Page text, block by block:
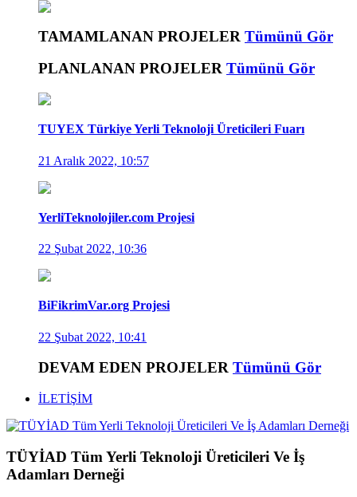
TAMAMLANAN PROJELER Tümünü Gör
PLANLANAN PROJELER Tümünü Gör
TUYEX Türkiye Yerli Teknoloji Üreticileri Fuarı
21 Aralık 2022, 10:57
YerliTeknolojiler.com Projesi
22 Şubat 2022, 10:36
BiFikrimVar.org Projesi
22 Şubat 2022, 10:41
DEVAM EDEN PROJELER Tümünü Gör
İLETİŞİM
TÜYİAD Tüm Yerli Teknoloji Üreticileri Ve İş
Adamları Derneği